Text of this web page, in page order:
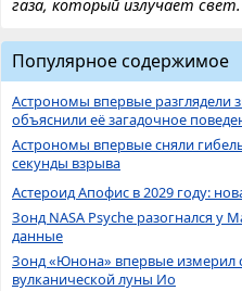
газа, который излучает свет.
Популярное содержимое
Астрономы впервые разглядели
объяснили её загадочное
Астрономы впервые сняли
секунды взрыва
Астероид Апофис в 2029 году:
Зонд NASA Psyche разогнался у
данные
Зонд «Юнона» впервые измерил
вулканической луны Ио